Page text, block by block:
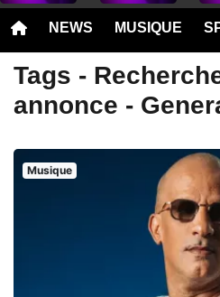
NEWS MUSIQUE
Tags -
annonce -
Musique